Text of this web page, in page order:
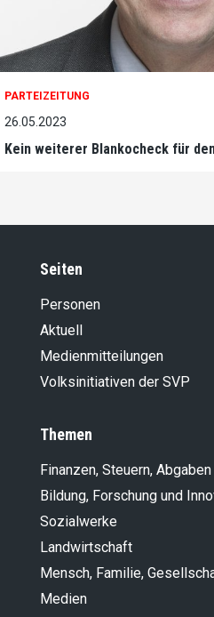
PARTEIZEITUNG
26.05.2023
Kein weiterer Blankocheck für
Seiten
Personen
Aktuell
Medienmitteilungen
Volksinitiativen der SVP
Themen
Finanzen, Steuern, Abgaben
Bildung, Forschung und
Sozialwerke
Landwirt­schaft
Mensch, Familie,
Medien